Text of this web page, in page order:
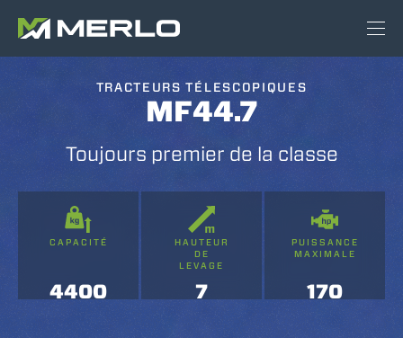
TRACTEURS TÉLESCOPIQUES
MF44.7
Toujours premier de la classe
CAPACITÉ
4400
HAUTEUR
DE
LEVAGE
7
PUISSANCE
MAXIMALE
170